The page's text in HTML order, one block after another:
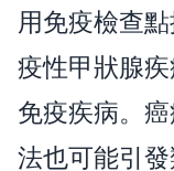
用免疫檢查
疫性甲狀腺
免疫疾病。
法也可能引發